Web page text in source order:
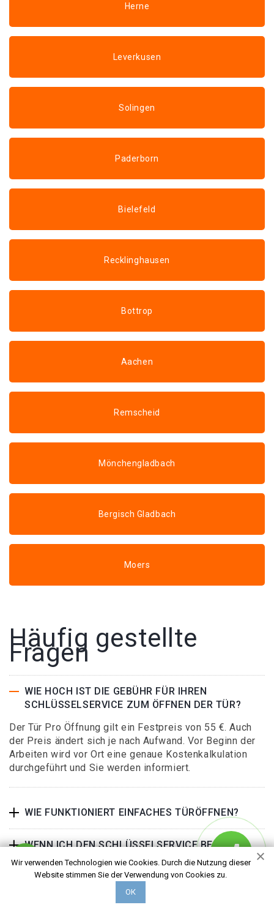
Herne
Leverkusen
Solingen
Paderborn
Bielefeld
Recklinghausen
Bottrop
Aachen
Remscheid
Mönchengladbach
Bergisch Gladbach
Moers
Häufig gestellte
Fragen
WIE HOCH IST DIE GEBÜHR FÜR IHREN
SCHLÜSSELSERVICE ZUM ÖFFNEN DER TÜR?
Der Tür Pro Öffnung gilt ein Festpreis von 55 €. Auch
der Preis ändert sich je nach Aufwand. Vor Beginn der
Arbeiten wird vor Ort eine genaue Kostenkalkulation
durchgeführt und Sie werden informiert.
WIE FUNKTIONIERT EINFACHES TÜRÖFFNEN?
WENN ICH DEN SCHLÜSSELSERVICE BESTELLE,
MUSS ICH ZUSÄTZLICHE GEBÜHREN
VEREINBAREN?
KANN ICH MICH AUF IHREN SCHLÜSSELDIENST
Wir verwenden Technologien wie Cookies. Durch die Nutzung dieser
Website stimmen Sie der Verwendung von Cookies zu.
ОК